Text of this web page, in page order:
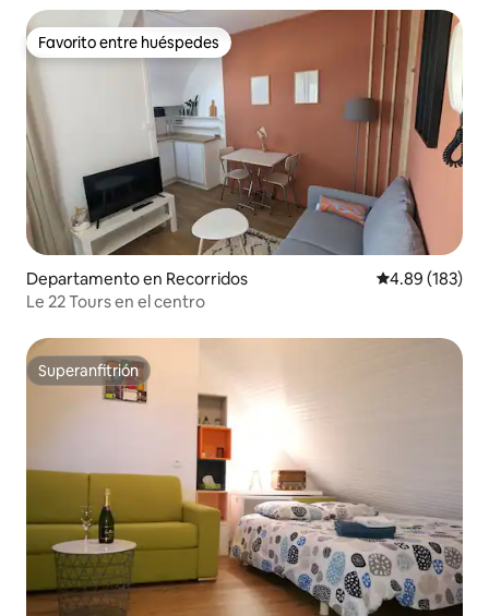
Favorito entre huéspedes
Favorito entre huéspedes
Departamento en Recorridos Calificación
4.89 (183)
Le 22 Tours en el centro
Superanfitrión
Superanfitrión